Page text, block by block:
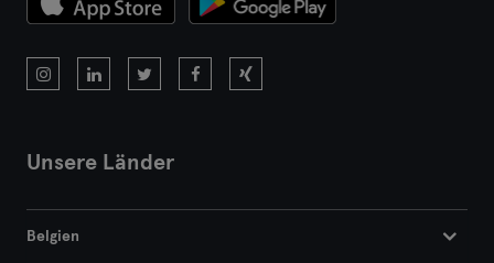
Unsere Länder
Belgien